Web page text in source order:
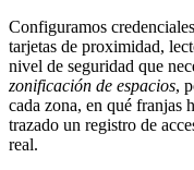
Configuramos
tarjetas de proximidad,
nivel de seguridad que
zonificación de espacios,
cada zona, en qué franjas
trazado un registro de
real.